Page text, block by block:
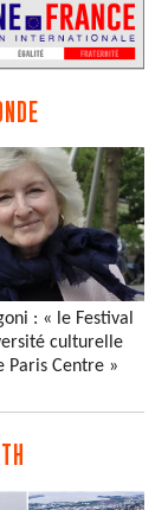
: « le Festival
culturelle
Paris Centre »